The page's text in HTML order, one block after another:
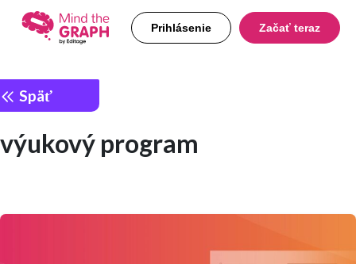
Prihlásenie Začať teraz
Späť
výukový program